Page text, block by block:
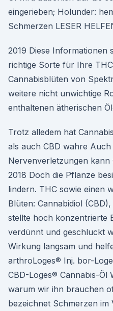
eingerieben; Holunder:
Schmerzen LESER
2019 Diese Informationen
richtige Sorte für Ihre
Cannabisblüten von
weitere nicht unwichtige
enthaltenen ätherischen
Trotz alledem hat
als auch CBD wahre
Nervenverletzungen kann
2018 Doch die Pflanze
lindern. THC sowie einen
Blüten: Cannabidiol
stellte hoch konzentrierte
verdünnt und geschluckt
Wirkung langsam und
arthroLoges® Inj. bor-
CBD-Loges® Cannabis-Öl
warum wir ihn brauchen
bezeichnet Schmerzen im